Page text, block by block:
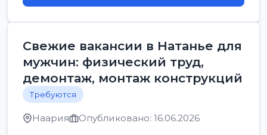
Свежие вакансии в Натанье для
мужчин: физический труд,
демонтаж, монтаж конструкций
Требуются
Наария Опубликовано: 16.06.2026